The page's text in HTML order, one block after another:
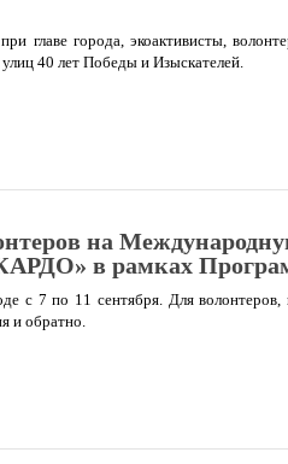
главе города, экоактивисты,
40 лет Победы и Изыскателей.
на
в рамках
с 7 по 11 сентября. Для
и обратно.